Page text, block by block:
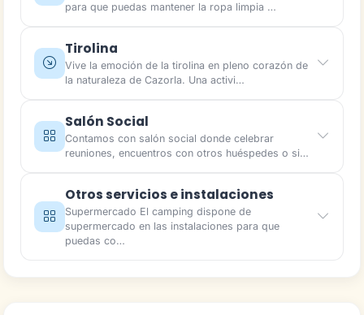
para que puedas mantener la ropa limpia …
Tirolina
Vive la emoción de la tirolina en pleno corazón de
la naturaleza de Cazorla. Una activi…
Salón Social
Contamos con salón social donde celebrar
reuniones, encuentros con otros huéspedes o si…
Otros servicios e instalaciones
Supermercado El camping dispone de
supermercado en las instalaciones para que
puedas co…